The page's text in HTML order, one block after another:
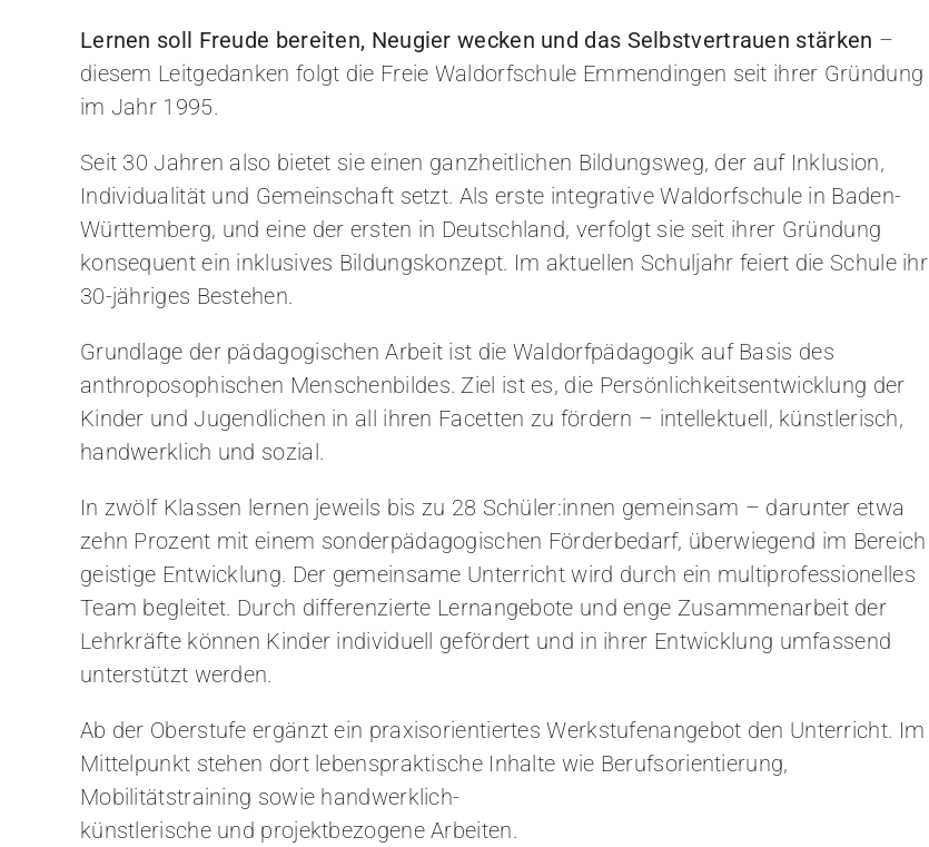
Lernen soll Freude bereiten, Neugier wecken und das Selbstvertrauen stärken –
diesem Leitgedanken folgt die Freie Waldorfschule Emmendingen seit ihrer Gründung
im Jahr 1995.
Seit 30 Jahren also bietet sie einen ganzheitlichen Bildungsweg, der auf Inklusion,
Individualität und Gemeinschaft setzt. Als erste integrative Waldorfschule in Baden-
Württemberg, und eine der ersten in Deutschland, verfolgt sie seit ihrer Gründung
konsequent ein inklusives Bildungskonzept. Im aktuellen Schuljahr feiert die Schule ihr
30-jähriges Bestehen.
Grundlage der pädagogischen Arbeit ist die Waldorfpädagogik auf Basis des
anthroposophischen Menschenbildes. Ziel ist es, die Persönlichkeitsentwicklung der
Kinder und Jugendlichen in all ihren Facetten zu fördern – intellektuell, künstlerisch,
handwerklich und sozial.
In zwölf Klassen lernen jeweils bis zu 28 Schüler:innen gemeinsam – darunter etwa
zehn Prozent mit einem sonderpädagogischen Förderbedarf, überwiegend im Bereich
geistige Entwicklung. Der gemeinsame Unterricht wird durch ein multiprofessionelles
Team begleitet. Durch differenzierte Lernangebote und enge Zusammenarbeit der
Lehrkräfte können Kinder individuell gefördert und in ihrer Entwicklung umfassend
unterstützt werden.
Ab der Oberstufe ergänzt ein praxisorientiertes Werkstufenangebot den Unterricht. Im
Mittelpunkt stehen dort lebenspraktische Inhalte wie Berufsorientierung,
Mobilitätstraining sowie handwerklich-
künstlerische und projektbezogene Arbeiten.